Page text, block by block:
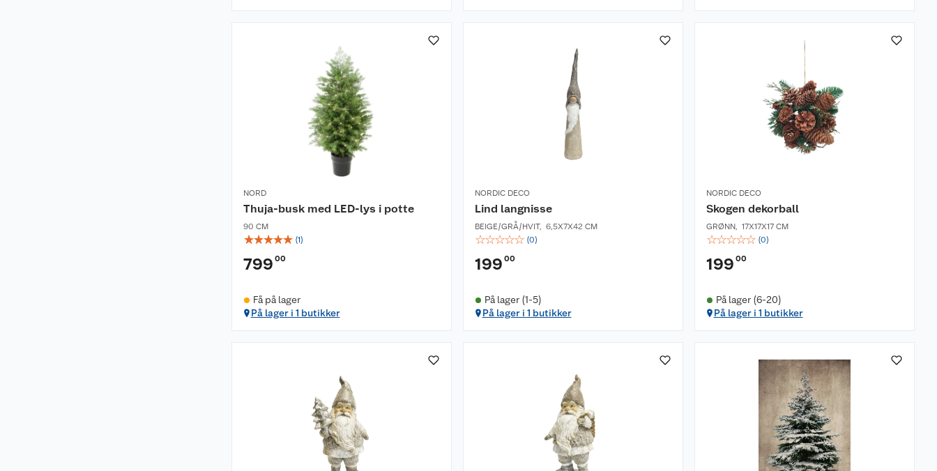
NORD
Thuja-busk med LED-lys i potte
90 CM
☆☆☆☆☆ (1)
799 00
Få på lager
På lager i 1 butikker
NORDIC DECO
Lind langnisse
BEIGE/GRÅ/HVIT, 6,5X7X42 CM
☆☆☆☆☆ (0)
199 00
På lager (1-5)
På lager i 1 butikker
NORDIC DECO
Skogen dekorball
GRØNN, 17X17X17 CM
☆☆☆☆☆ (0)
199 00
På lager (6-20)
På lager i 1 butikker